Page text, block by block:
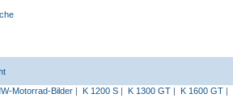
Motorrad-Bilder| K 1200 S| K 1300 GT| K 1600 GT|